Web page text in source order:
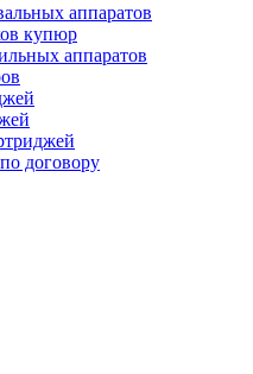
аппаратов
купюр
аппаратов
договору